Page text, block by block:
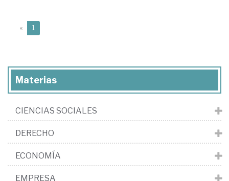
« 1
Materias
CIENCIAS SOCIALES
DERECHO
ECONOMÍA
EMPRESA